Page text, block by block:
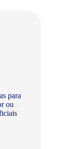
para
ou